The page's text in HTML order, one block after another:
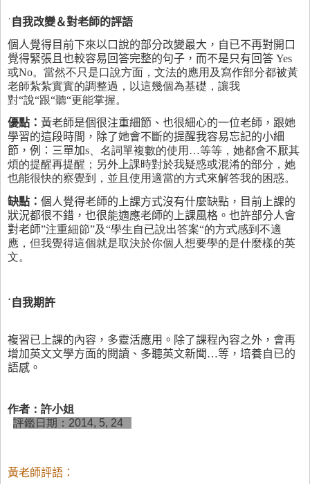
˙ 自我改變＆對老師的評語
個人覺得目前下來以口說的部分改變最大，自已不再對開口
覺得緊張且也較容易回答完整的句子，而不是只有回答 Yes
或No。當然不只是口說方面，文法的應用及寫作部分都被黃
老師紮紮實實的調整過，以這幾個為基礎，讓我
對“說“跟“聽“更能掌握。
優點： 黃老師是個很注重細節、也很細心的一位老師，跟她
學習的這段時間，除了她會不斷的提醒我容易忘記的小細
節，例：三單加s、名詞單複數的使用…等等，她都會不厭其
煩的提醒再提醒；另外上課時對於我疑惑或混淆的部分，她
也能很快的察覺到，並且使用適當的方式來解答我的困惑。
缺點： 個人覺得老師的上課方式沒有什麼缺點，目前上課的
狀況都很不錯，也很能適應老師的上課風格。也許部分人會
對老師”注重細節”及“學生自已說出答案“的方式感到不適
應，但我覺得這個就是取決於你個人想要學的是什麼樣的英
文。
˙自我期許
複習已上課的內容，多靈活應用。除了課程內容之外，會再
增加英文文學方面的閱讀、多聽英文新聞…等，培養自已的
語感。
作者：許小姐
評鑑日期：2014, 5, 24
黃老師評語：